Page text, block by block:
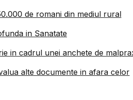
de romani din mediul rural
in Sanatate
in cadrul unei anchete de
alte documente in afara celor